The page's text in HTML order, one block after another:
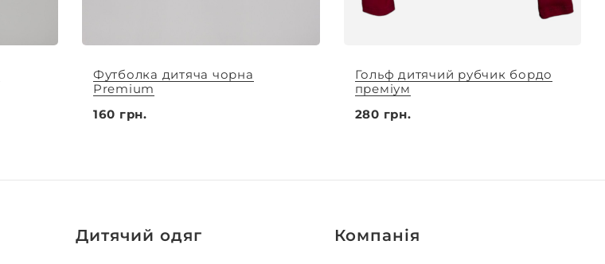
Футболка дитяча чорна
Premium
160 грн.
Гольф дитячий рубчик бордо
преміум
280 грн.
Дитячий одяг Компанія